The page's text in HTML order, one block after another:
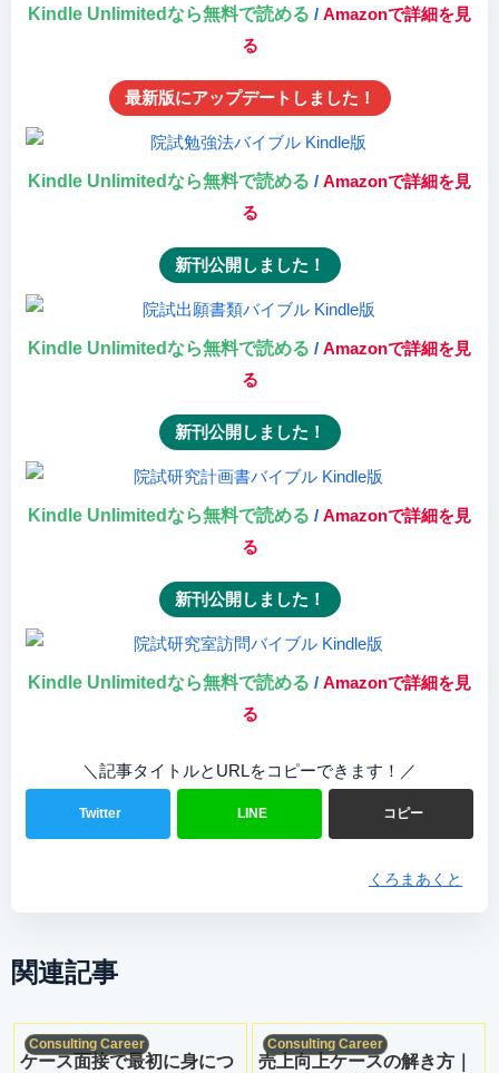
Kindle Unlimitedなら無料で読める / Amazonで詳細を見
る
最新版にアップデートしました！
Kindle Unlimitedなら無料で読める / Amazonで詳細を見
る
新刊公開しました！
Kindle Unlimitedなら無料で読める / Amazonで詳細を見
る
新刊公開しました！
Kindle Unlimitedなら無料で読める / Amazonで詳細を見
る
新刊公開しました！
Kindle Unlimitedなら無料で読める / Amazonで詳細を見
る
＼記事タイトルとURLをコピーできます！／
Twitter LINE コピー
くろまあくと
関連記事
Consulting Career
ケース面接で最初に身につ
Consulting Career
売上向上ケースの解き方｜